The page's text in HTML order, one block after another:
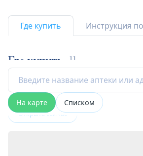
Где купить Инструкция
Где купить 11
На карте Списком
Открыта сейчас